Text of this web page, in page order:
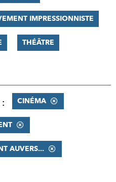
IMPRESSIONNISTE
THÉÂTRE
CINÉMA
AUVERS...